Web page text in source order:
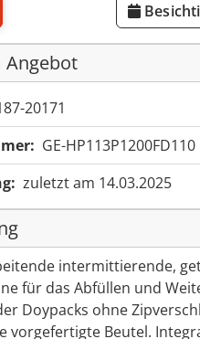
Angebot
20171
GE-HP113P1200FD110
zuletzt am 14.03.2025
intermittierende,
für das Abfüllen und
Doypacks ohne
vorgefertigte Beutel.